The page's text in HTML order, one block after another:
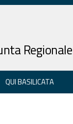
Regionale
QUI BASILICATA